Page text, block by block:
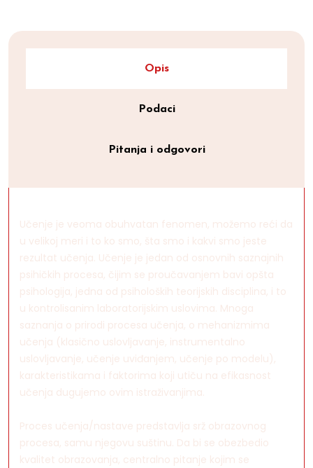
Opis
Podaci
Pitanja i odgovori
Učenje je veoma obuhvatan fenomen, možemo reći da
u velikoj meri i to ko smo, šta smo i kakvi smo jeste
rezultat učenja. Učenje je jedan od osnovnih saznajnih
psihičkih procesa, čijim se proučavanjem bavi opšta
psihologija, jedna od psiholoških teorijskih disciplina, i to
u kontrolisanim laboratorijskim uslovima. Mnoga
saznanja o prirodi procesa učenja, o mehanizmima
učenja (klasično uslovljavanje, instrumentalno
uslovljavanje, učenje uviđanjem, učenje po modelu),
karakteristikama i faktorima koji utiču na efikasnost
učenja dugujemo ovim istraživanjima.
Proces učenja/nastave predstavlja srž obrazovnog
procesa, samu njegovu suštinu. Da bi se obezbedio
kvalitet obrazovanja, centralno pitanje kojim se